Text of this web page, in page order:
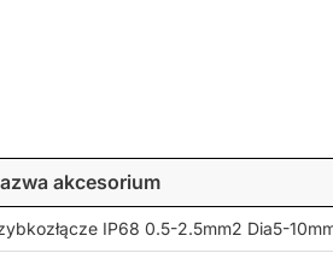
akcesorium
IP68 0.5-2.5mm2 Dia5-